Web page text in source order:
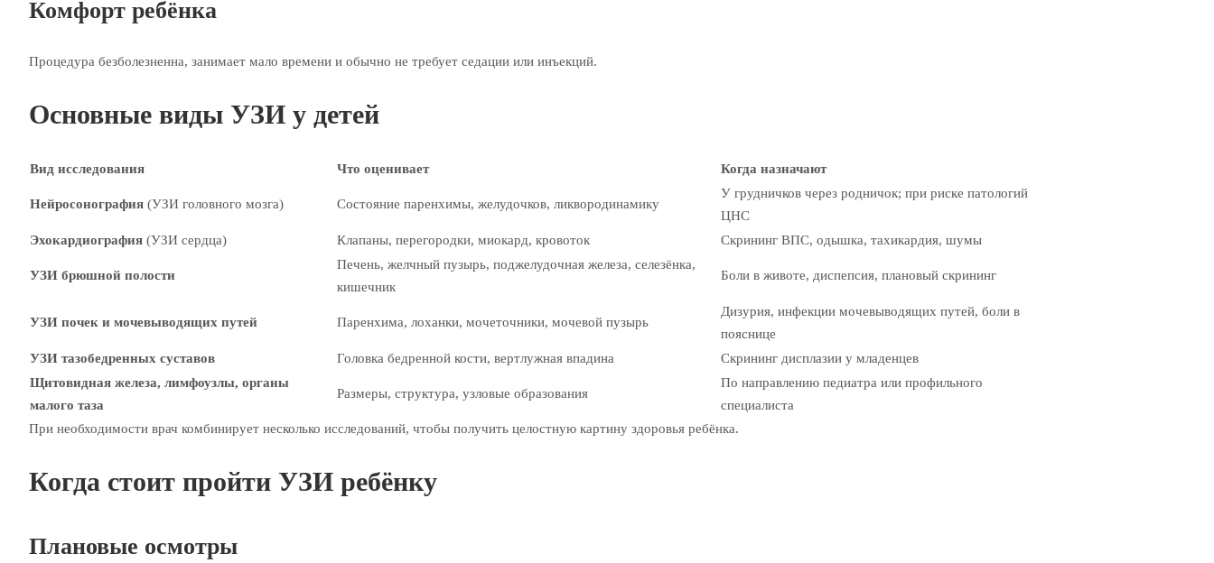
Комфорт ребёнка
Процедура безболезненна, занимает мало времени и обычно не требует седации или инъекций.
Основные виды УЗИ у детей
Вид исследования Что оценивает Когда назначают
Нейросонография (УЗИ головного мозга) Состояние паренхимы, желудочков, ликвородинамику
У грудничков через родничок; при риске патологий
ЦНС
Эхокардиография (УЗИ сердца) Клапаны, перегородки, миокард, кровоток Скрининг ВПС, одышка, тахикардия, шумы
УЗИ брюшной полости
Печень, желчный пузырь, поджелудочная железа, селезёнка,
кишечник
Боли в животе, диспепсия, плановый скрининг
УЗИ почек и мочевыводящих путей Паренхима, лоханки, мочеточники, мочевой пузырь
Дизурия, инфекции мочевыводящих путей, боли в
пояснице
УЗИ тазобедренных суставов
Головка бедренной кости, вертлужная впадина
Скрининг дисплазии у младенцев
Щитовидная железа, лимфоузлы, органы
малого таза
Размеры, структура, узловые образования
По направлению педиатра или профильного
специалиста
При необходимости врач комбинирует несколько исследований, чтобы получить целостную картину здоровья ребёнка.
Когда стоит пройти УЗИ ребёнку
Плановые осмотры